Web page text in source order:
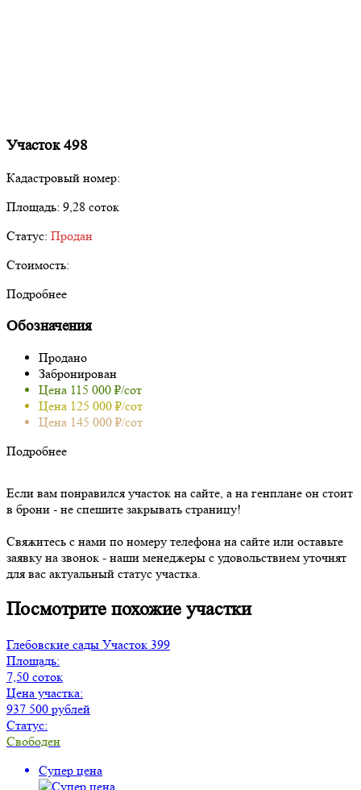
Участок 498
Кадастровый номер:
Площадь: 9,28 соток
Статус: Продан
Стоимость:
Подробнее
Обозначения
Продано
Забронирован
Цена 115 000 ₽/сот
Цена 125 000 ₽/сот
Цена 145 000 ₽/сот
Подробнее
Если вам понравился участок на сайте, а на генплане он стоит
в брони - не спешите закрывать страницу!
Свяжитесь с нами по номеру телефона на сайте или оставьте
заявку на звонок - наши менеджеры с удовольствием уточнят
для вас актуальный статус участка.
Посмотрите похожие участки
Глебовские сады Участок 399
Площадь:
7,50 соток
Цена участка:
937 500 рублей
Статус:
Свободен
Супер цена